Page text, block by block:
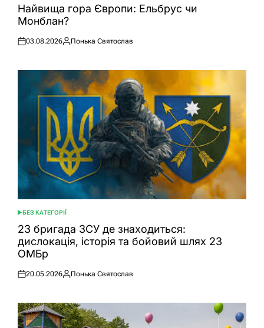
УНайвища гора Європи: Ельбрус чи
Монблан?
Оприлюднено
03.08.2026
Опубліковано
Понька Святослав
ОПУБЛІКУВАТИ
У
БЕЗ КАТЕГОРІЇ
23 бригада ЗСУ де знаходиться:
дислокація, історія та бойовий шлях 23
ОМБр
Оприлюднено
20.05.2026
Опубліковано
Понька Святослав